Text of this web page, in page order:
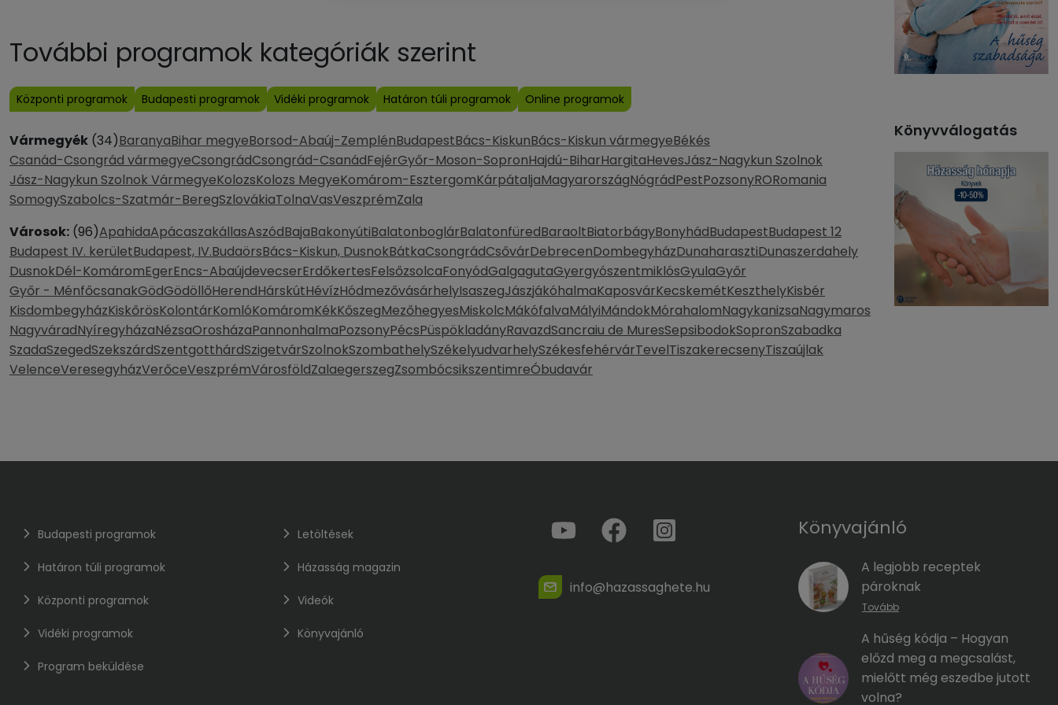
További programok kategóriák szerint
Központi programok Budapesti programok Vidéki programok Határon túli programok Online programok
Vármegyék (34)BaranyaBihar megyeBorsod-Abaúj-ZemplénBudapestBács-KiskunBács-Kiskun vármegyeBékés
Csanád-Csongrád vármegyeCsongrádCsongrád-CsanádFejérGyőr-Moson-SopronHajdú-BiharHargitaHevesJász-Nagykun Szolnok
Jász-Nagykun Szolnok VármegyeKolozsKolozs MegyeKomárom-EsztergomKárpátaljaMagyarországNógrádPestPozsonyRORomania
SomogySzabolcs-Szatmár-BeregSzlovákiaTolnaVasVeszprémZala
Városok: (96)ApahidaApácaszakállasAszódBajaBakonyútiBalatonboglárBalatonfüredBaraoltBiatorbágyBonyhádBudapestBudapest 12
Budapest IV. kerületBudapest, IV.BudaörsBács-Kiskun, DusnokBátkaCsongrádCsővárDebrecenDombegyházDunaharasztiDunaszerdahely
DusnokDél-KomáromEgerEncs-AbaújdevecserErdőkertesFelsőzsolcaFonyódGalgagutaGyergyószentmiklósGyulaGyőr
Győr - MénfőcsanakGödGödöllőHerendHárskútHévízHódmezővásárhelyIsaszegJászjákóhalmaKaposvárKecskemétKeszthelyKisbér
KisdombegyházKiskőrösKolontárKomlóKomáromKékKőszegMezőhegyesMiskolcMákófalvaMályiMándokMórahalomNagykanizsaNagymaros
NagyváradNyíregyházaNézsaOrosházaPannonhalmaPozsonyPécsPüspökladányRavazdSancraiu de MuresSepsibodokSopronSzabadka
SzadaSzegedSzekszárdSzentgotthárdSzigetvárSzolnokSzombathelySzékelyudvarhelySzékesfehérvárTevelTiszakerecsenyTiszaújlak
VelenceVeresegyházVerőceVeszprémVárosföldZalaegerszegZsombócsikszentimreÓbudavár
Könyvválogatás
Budapesti programok
Határon túli programok
Központi programok
Vidéki programok
Program beküldése
Letöltések
Házasság magazin
Videók
Könyvajánló
info@hazassaghete.hu
Könyvajánló
A legjobb receptek
pároknak
Tovább
A hűség kódja – Hogyan
előzd meg a megcsalást,
mielőtt még eszedbe jutott
volna?